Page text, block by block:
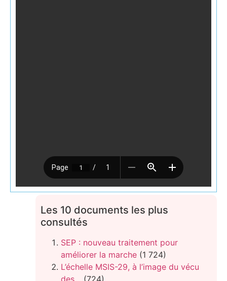
Les 10 documents les plus
consultés
SEP : nouveau traitement pour
améliorer la marche (1 724)
L’échelle MSIS-29, à l’image du vécu
des…
(724)